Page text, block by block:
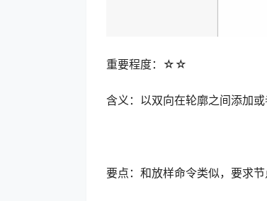
重要程度：☆☆
含义：以双向在轮廓之间添加
要点：和放样命令类似，要求